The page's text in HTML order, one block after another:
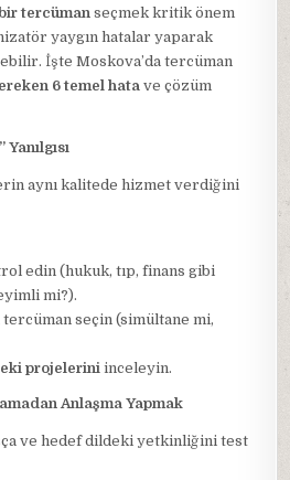
tercüman seçmek kritik önem
yaygın hatalar yaparak
İşte Moskova’da tercüman
6 temel hata ve çözüm
aynı kalitede hizmet verdiğini
edin (hukuk, tıp, finans gibi
mi?).
tercüman seçin (simültane mi,
projelerini inceleyin.
Anlaşma Yapmak
ve hedef dildeki yetkinliğini test